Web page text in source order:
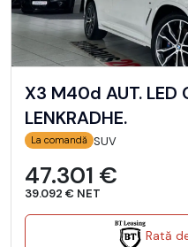
X3 M40d AUT. LED
LENKRADHE.
La comandă SUV
47.301 €
39.092 € NET
Rată